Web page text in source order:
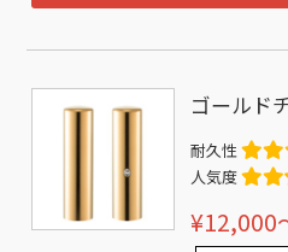
ゴールド
耐久性
人気度
¥12,000